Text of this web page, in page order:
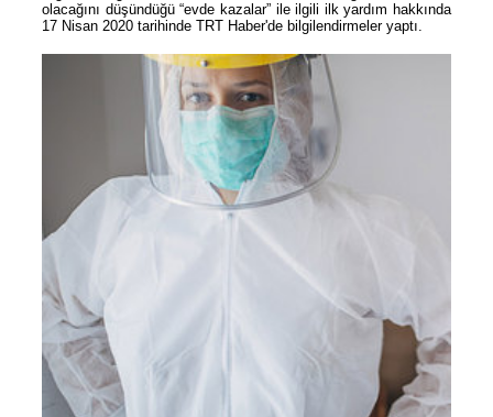
olacağını düşündüğü “evde kazalar” ile ilgili ilk yardım hakkında
17 Nisan 2020 tarihinde TRT Haber'de bilgilendirmeler yaptı.